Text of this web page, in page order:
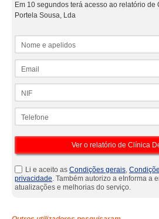
Em 10 segundos terá acesso ao relatório
Portela Sousa, Lda
Li e aceito as Condições gerais,
privacidade. Também autorizo a eInforma a
atualizações e melhorias do serviço.